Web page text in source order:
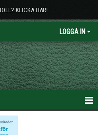
KLICKA HÄR!
LOGGA IN